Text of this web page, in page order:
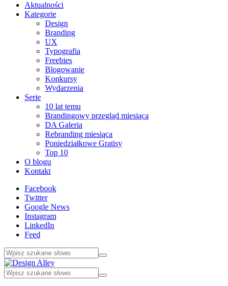
Aktualności
Kategorie
Design
Branding
UX
Typografia
Freebies
Blogowanie
Konkursy
Wydarzenia
Serie
10 lat temu
Brandingowy przegląd miesiąca
DA Galeria
Rebranding miesiąca
Poniedziałkowe Gratisy
Top 10
O blogu
Kontakt
Facebook
Twitter
Google News
Instagram
LinkedIn
Feed